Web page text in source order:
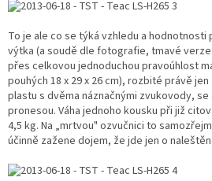
To je ale co se týká vzhledu a hodnotnosti
výtka (a soudě dle fotografie, tmavé
přes celkovou jednoduchou pravoúhlost
pouhých 18 x 29 x 26 cm), rozbité právě
plastu s dvěma náznačnými zvukovody,
pronesou. Váha jednoho kousku při již
4,5 kg. Na „mrtvou" ozvučnici to
účinně zažene dojem, že jde jen o